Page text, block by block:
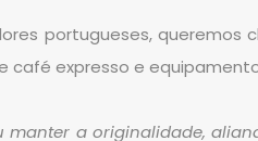
portugueses,
café expresso e
manter a originalidade,